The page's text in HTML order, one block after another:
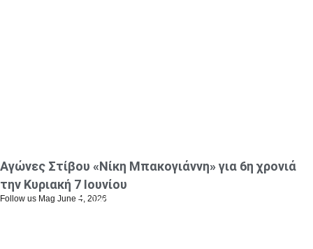
January 23, 2024
Αγώνες Στίβου «Νίκη Μπακογιάννη» για 6η χρονιά
την Κυριακή 7 Ιουνίου
Follow us Mag June 4, 2026